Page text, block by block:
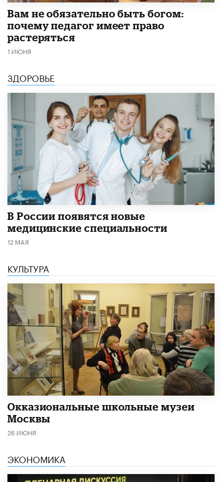
​Вам не обязательно быть богом:
почему педагог имеет право
растеряться
1 ИЮНЯ
ЗДОРОВЬЕ
В России появятся новые
медицинские специальности
12 МАЯ
КУЛЬТУРА
​Окказиональные школьные музеи
Москвы
26 ИЮНЯ
ЭКОНОМИКА